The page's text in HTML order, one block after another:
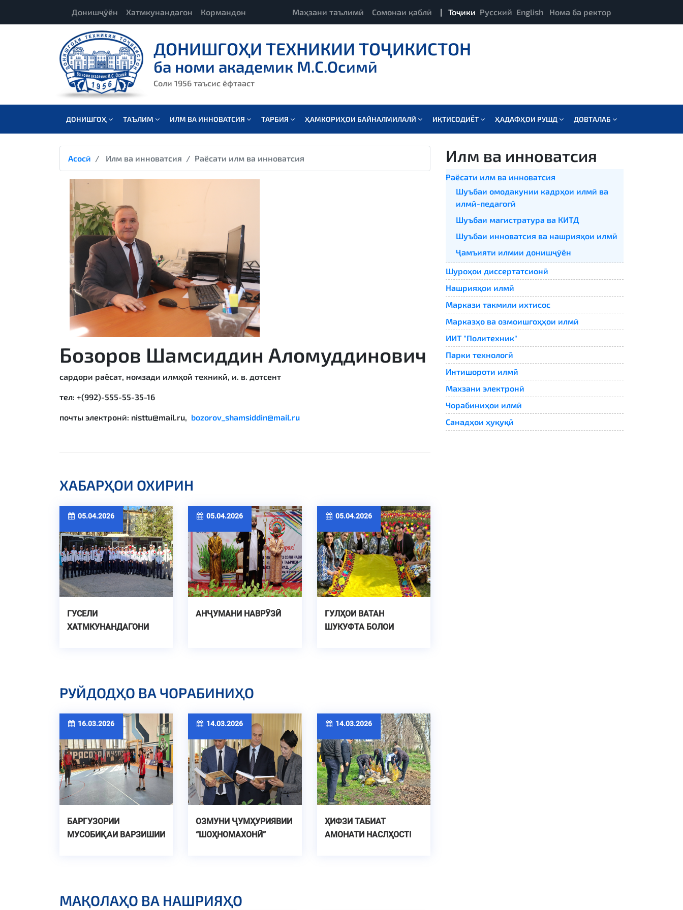
Донишҷӯён Хатмкунандагон Кормандон Маҳзани таълимӣ Сомонаи қаблӣ | Тоҷики Русский English Нома ба ректор
ДОНИШГОҲИ ТЕХНИКИИ ТОҶИКИСТОН
ба номи академик М.С.Осимӣ
Соли 1956 таъсис ёфтааст
ДОНИШГОҲ ТАЪЛИМ ИЛМ ВА ИННОВАТСИЯ ТАРБИЯ ҲАМКОРИҲОИ БАЙНАЛМИЛАЛӢ ИҚТИСОДИЁТ ҲАДАФҲОИ РУШД ДОВТАЛАБ
Асосӣ Илм ва инноватсия Раёсати илм ва инноватсия
Бозоров Шамсиддин Аломуддинович
сардори раёсат, номзади илмҳоӣ техникӣ, и. в. дотсент
тел: +(992)-555-55-35-16
почты электронӣ: nisttu@mail.ru, bozorov_shamsiddin@mail.ru
ХАБАРҲОИ ОХИРИН
05.04.2026
ГУСЕЛИ
ХАТМКУНАНДАГОНИ
05.04.2026
АНҶУМАНИ НАВРӮЗӢ
05.04.2026
ГУЛҲОИ ВАТАН
ШУКУФТА БОЛОИ
РУЙДОДҲО ВА ЧОРАБИНИҲО
16.03.2026
БАРГУЗОРИИ
МУСОБИҚАИ ВАРЗИШИИ
14.03.2026
ОЗМУНИ ҶУМҲУРИЯВИИ
“ШОҲНОМАХОНӢ”
14.03.2026
ҲИФЗИ ТАБИАТ
АМОНАТИ НАСЛҲОСТ!
МАҚОЛАҲО ВА НАШРИЯҲО
Илм ва инноватсия
Раёсати илм ва инноватсия
Шуъбаи омодакунии кадрҳои илмӣ ва
илмӣ-педагогӣ
Шуъбаи магистратура ва КИТД
Шуъбаи инноватсия ва нашрияҳои илмӣ
Ҷамъияти илмии донишҷӯён
Шуроҳои диссертатсионӣ
Нашрияҳои илмӣ
Маркази такмили ихтисос
Марказҳо ва озмоишгоҳҳои илмӣ
ИИТ "Политехник"
Парки технологӣ
Интишороти илмӣ
Махзани электронӣ
Чорабиниҳои илмӣ
Санадҳои ҳуқуқӣ